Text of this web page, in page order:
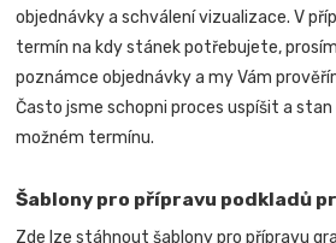
objednávky a schválení vizualizace. V
termín na kdy stánek potřebujete,
poznámce objednávky a my Vám
Často jsme schopni proces uspíšit a
možném termínu.
Šablony pro přípravu podkladů
Zde lze stáhnout šablony pro přípravu